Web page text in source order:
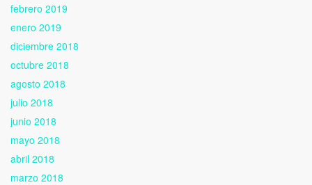
febrero 2019
enero 2019
diciembre 2018
octubre 2018
agosto 2018
julio 2018
junio 2018
mayo 2018
abril 2018
marzo 2018